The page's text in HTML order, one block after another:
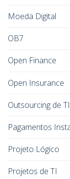
Moeda Digital
OB7
Open Finance
Open Insurance
Outsourcing de TI
Pagamentos
Projeto Lógico
Projetos de TI